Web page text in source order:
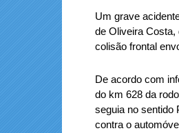
Um grave
de Oliveira Costa,
colisão frontal
De acordo com
do km 628 da
seguia no sentido
contra o